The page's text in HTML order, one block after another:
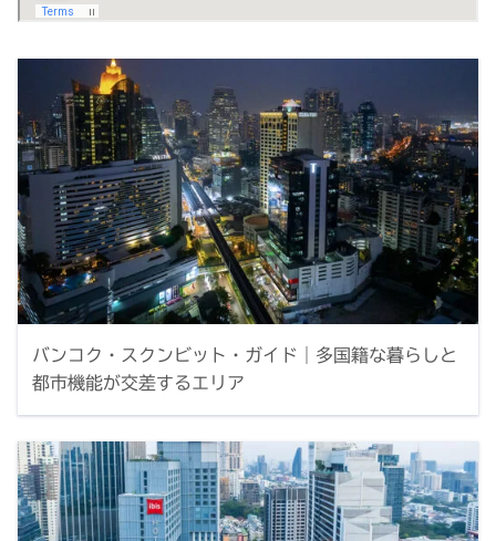
バンコク・スクンビット・ガイド｜多国籍な暮らしと
都市機能が交差するエリア